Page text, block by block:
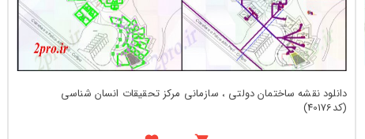
دانلود نقشه ساختمان دولتی ، سازمانی مرکز تحقیقات انسان شناسی
(کد40176)